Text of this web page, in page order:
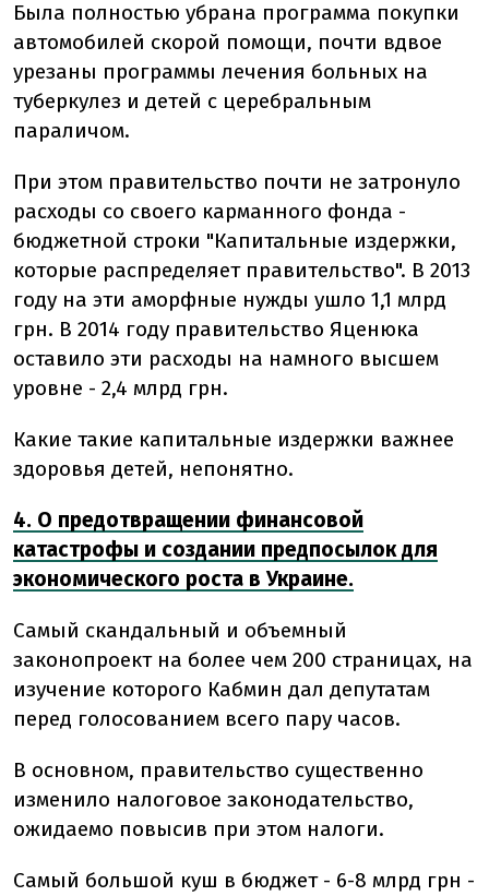
Была полностью убрана программа покупки
автомобилей скорой помощи, почти вдвое
урезаны программы лечения больных на
туберкулез и детей с церебральным
параличом.
При этом правительство почти не затронуло
расходы со своего карманного фонда -
бюджетной строки "Капитальные издержки,
которые распределяет правительство". В 2013
году на эти аморфные нужды ушло 1,1 млрд
грн. В 2014 году правительство Яценюка
оставило эти расходы на намного высшем
уровне - 2,4 млрд грн.
Какие такие капитальные издержки важнее
здоровья детей, непонятно.
4. О предотвращении финансовой
катастрофы и создании предпосылок для
экономического роста в Украине.
Самый скандальный и объемный
законопроект на более чем 200 страницах, на
изучение которого Кабмин дал депутатам
перед голосованием всего пару часов.
В основном, правительство существенно
изменило налоговое законодательство,
ожидаемо повысив при этом налоги.
Самый большой куш в бюджет - 6-8 млрд грн -